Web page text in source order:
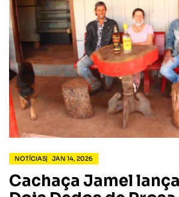
NOTÍCIAS JAN 14, 2026
Cachaça Jamel